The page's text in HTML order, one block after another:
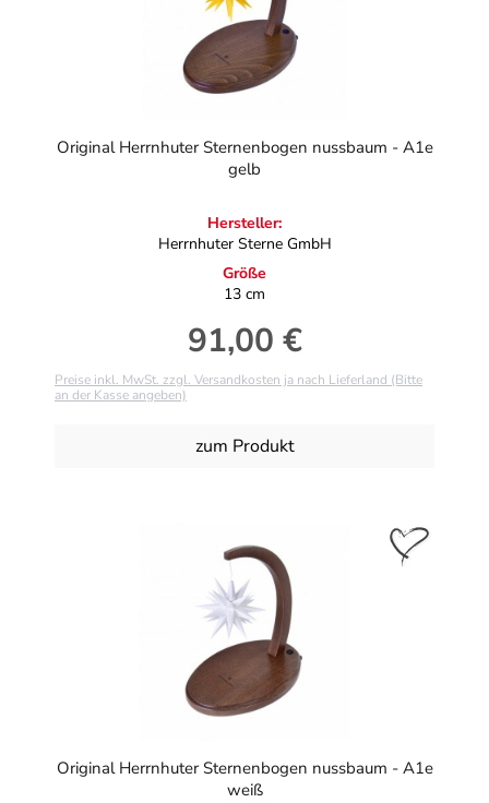
Original Herrnhuter Sternenbogen nussbaum - A1e
gelb
Hersteller:
Herrnhuter Sterne GmbH
Größe
13 cm
Regulärer Preis:
91,00 €
Preise inkl. MwSt. zzgl. Versandkosten ja nach Lieferland (Bitte
an der Kasse angeben)
zum Produkt
Original Herrnhuter Sternenbogen nussbaum - A1e
weiß